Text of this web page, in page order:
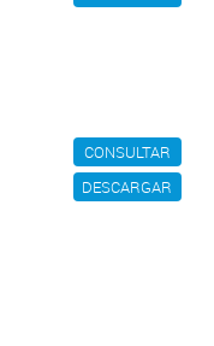
CONSULTAR
DESCARGAR